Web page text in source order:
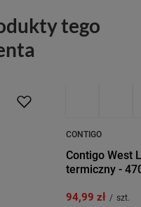
tego
CONTIGO
Contigo West
termiczny -
94,99 zł / szt.